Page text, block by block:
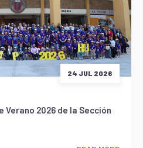
24 JUL 2026
Verano 2026 de la Sección